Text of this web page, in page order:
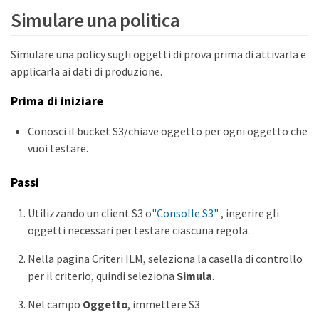
Simulare una politica
Simulare una policy sugli oggetti di prova prima di attivarla e
applicarla ai dati di produzione.
Prima di iniziare
Conosci il bucket S3/chiave oggetto per ogni oggetto che
vuoi testare.
Passi
Utilizzando un client S3 o"Consolle S3" , ingerire gli
oggetti necessari per testare ciascuna regola.
Nella pagina Criteri ILM, seleziona la casella di controllo
per il criterio, quindi seleziona Simula.
Nel campo Oggetto, immettere S3